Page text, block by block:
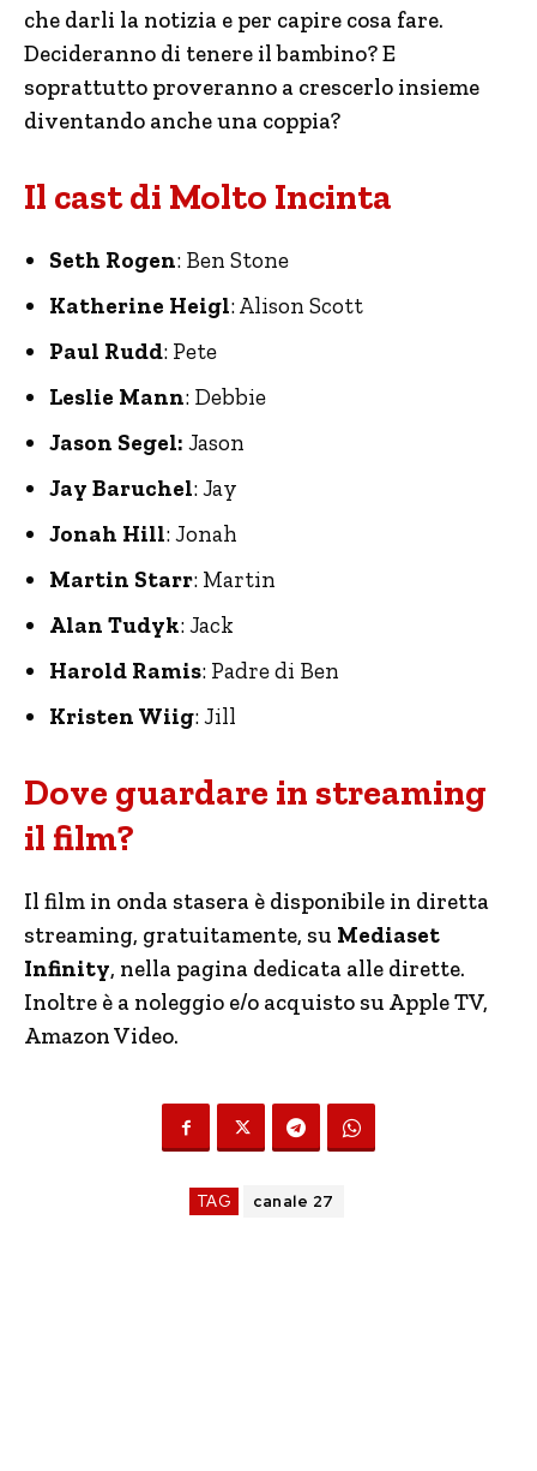
che darli la notizia e per capire cosa fare.
Decideranno di tenere il bambino? E
soprattutto proveranno a crescerlo insieme
diventando anche una coppia?
Il cast di Molto Incinta
Seth Rogen: Ben Stone
Katherine Heigl: Alison Scott
Paul Rudd: Pete
Leslie Mann: Debbie
Jason Segel: Jason
Jay Baruchel: Jay
Jonah Hill: Jonah
Martin Starr: Martin
Alan Tudyk: Jack
Harold Ramis: Padre di Ben
Kristen Wiig: Jill
Dove guardare in streaming
il film?
Il film in onda stasera è disponibile in diretta
streaming, gratuitamente, su Mediaset
Infinity, nella pagina dedicata alle dirette.
Inoltre è a noleggio e/o acquisto su Apple TV,
Amazon Video.
TAG canale 27